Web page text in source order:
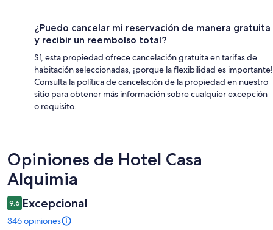
¿Puedo cancelar mi reservación de manera gratuita
y recibir un reembolso total?
Sí, esta propiedad ofrece cancelación gratuita en tarifas de
habitación seleccionadas, ¡porque la flexibilidad es importante!
Consulta la política de cancelación de la propiedad en nuestro
sitio para obtener más información sobre cualquier excepción
o requisito.
Opiniones
Opiniones de Hotel Casa
Alquimia
9.6 Excepcional
346 opiniones